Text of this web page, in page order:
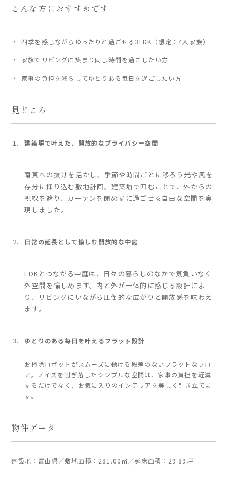
こんな方におすすめです
四季を感じながらゆったりと過ごせる3LDK（想定：4人家族）
家族でリビングに集まり同じ時間を過ごしたい方
家事の負担を減らしてゆとりある毎日を過ごしたい方
見どころ
建築塀で叶えた、開放的なプライバシー空間
南東への抜けを活かし、季節や時間ごとに移ろう光や風を
存分に採り込む敷地計画。建築塀で囲むことで、外からの
視線を遮り、カーテンを閉めずに過ごせる自由な空間を実
現しました。
日常の延長として愉しむ開放的な中庭
LDKとつながる中庭は、日々の暮らしのなかで気負いなく
外空間を愉しめます。内と外が一体的に感じる設計によ
り、リビングにいながら圧倒的な広がりと開放感を味わえ
ます。
ゆとりのある毎日を叶えるフラット設計
お掃除ロボットがスムーズに動ける段差のないフラットなフロ
ア。ノイズを削ぎ落したシンプルな空間は、家事の負担を軽減
するだけでなく、お気に入りのインテリアを美しく引き立てま
す。
物件データ
建設地：富山県／敷地面積：281.00㎡／延床面積：29.89坪